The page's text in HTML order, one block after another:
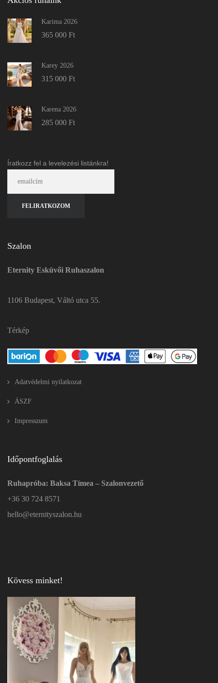
Karima 2026
365 000 Ft
Karey 2026
315 000 Ft
Karena 2026
285 000 Ft
Íratkozz fel a levelezési listánkra!
Szalon
Eternity Esküvői Ruhaszalon
1106 Budapest, Váltó utca 55.
Térkép
Adatvédelmi nyilatkozat
ÁSZF
Impresszum
Időpontfoglalás
Ruhapróba: Baksa Tímea – Szalonvezető
+36 30 724 8571
hello@eternityszalon.hu
Kövess minket!